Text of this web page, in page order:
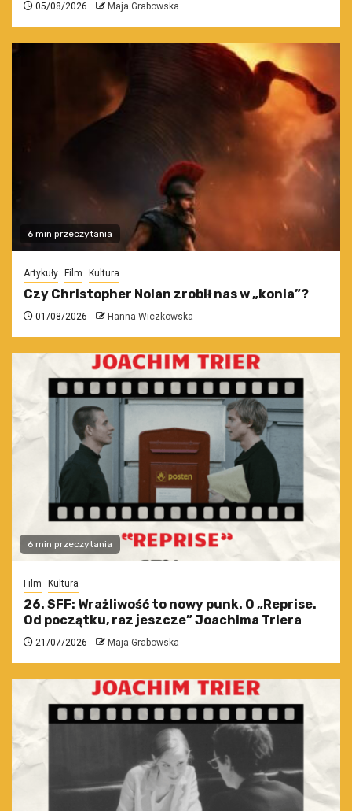
05/08/2026 Maja Grabowska
6 min przeczytania
Artykuły Film Kultura
Czy Christopher Nolan zrobił nas w „konia”?
01/08/2026 Hanna Wiczkowska
6 min przeczytania
Film Kultura
26. SFF: Wrażliwość to nowy punk. O „Reprise.
Od początku, raz jeszcze” Joachima Triera
21/07/2026 Maja Grabowska